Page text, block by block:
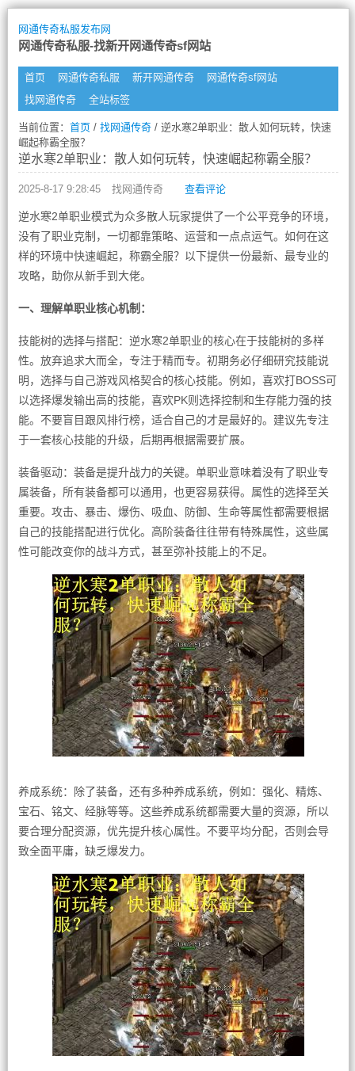
网通传奇私服发布网
网通传奇私服-找新开网通传奇sf网站
首页 网通传奇私服 新开网通传奇
网通传奇sf网站
找网通传奇
全站标签
当前位置： 首页/ 找网通传奇/ 逆水寒2单职业：散人如何玩转，快速
崛起称霸全服？
逆水寒2单职业：散人如何玩转，快速崛起称霸全服？
2025-8-17 9:28:45 找网通传奇 查看评论
逆水寒2单职业模式为众多散人玩家提供了一个公平竞争的环境，
没有了职业克制，一切都靠策略、运营和一点点运气。如何在这
样的环境中快速崛起，称霸全服？以下提供一份最新、最专业的
攻略，助你从新手到大佬。
一、理解单职业核心机制：
技能树的选择与搭配：逆水寒2单职业的核心在于技能树的多样
性。放弃追求大而全，专注于精而专。初期务必仔细研究技能说
明，选择与自己游戏风格契合的核心技能。例如，喜欢打BOSS可
以选择爆发输出高的技能，喜欢PK则选择控制和生存能力强的技
能。不要盲目跟风排行榜，适合自己的才是最好的。建议先专注
于一套核心技能的升级，后期再根据需要扩展。
装备驱动：装备是提升战力的关键。单职业意味着没有了职业专
属装备，所有装备都可以通用，也更容易获得。属性的选择至关
重要。攻击、暴击、爆伤、吸血、防御、生命等属性都需要根据
自己的技能搭配进行优化。高阶装备往往带有特殊属性，这些属
性可能改变你的战斗方式，甚至弥补技能上的不足。
养成系统：除了装备，还有多种养成系统，例如：强化、精炼、
宝石、铭文、经脉等等。这些养成系统都需要大量的资源，所以
要合理分配资源，优先提升核心属性。不要平均分配，否则会导
致全面平庸，缺乏爆发力。